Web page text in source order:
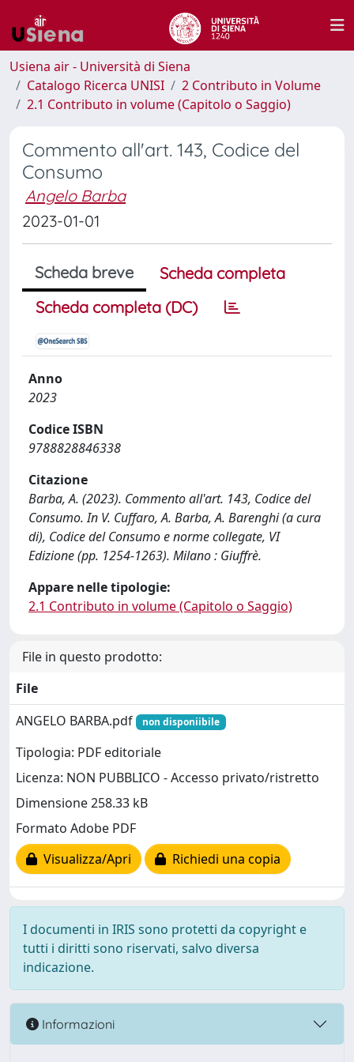
Usiena air - Università di Siena
Catalogo Ricerca UNISI
2 Contributo in Volume
2.1 Contributo in volume (Capitolo o Saggio)
Commento all'art. 143, Codice del
Consumo
Angelo Barba
2023-01-01
Scheda breve
Scheda completa
Scheda completa (DC)
Anno
2023
Codice ISBN
9788828846338
Citazione
Barba, A. (2023). Commento all'art. 143, Codice del
Consumo. In V. Cuffaro, A. Barba, A. Barenghi (a cura
di), Codice del Consumo e norme collegate, VI
Edizione (pp. 1254-1263). Milano : Giuffrè.
Appare nelle tipologie:
2.1 Contributo in volume (Capitolo o Saggio)
File in questo prodotto:
File
ANGELO BARBA.pdf
non disponiibile
Tipologia: PDF editoriale
Licenza: NON PUBBLICO - Accesso privato/ristretto
Dimensione 258.33 kB
Formato Adobe PDF
Visualizza/Apri
Richiedi una copia
I documenti in IRIS sono protetti da copyright e
tutti i diritti sono riservati, salvo diversa
indicazione.
Informazioni